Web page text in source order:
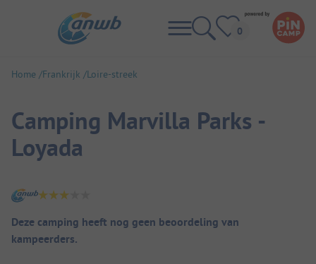
Home Frankrijk Loire-streek
Camping Marvilla Parks -
Loyada
Camping overzicht
Deze camping heeft nog geen beoordeling van
kampeerders.